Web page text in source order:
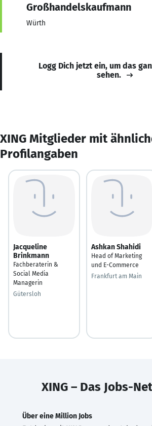
Großhandelskaufmann
Würth
Logg Dich jetzt ein, um das
sehen.
XING Mitglieder mit
Profilangaben
Jacqueline
Brinkmann
Fachberaterin &
Social Media
Managerin
Gütersloh
Ashkan Shahidi
Head of Marketing
und E-Commerce
Frankfurt am Main
XING – Das Jobs-
Über eine Million Jobs